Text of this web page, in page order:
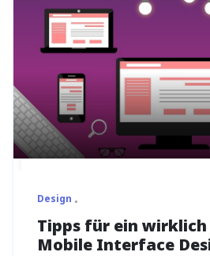
Design
Tipps für ein
Mobile Interface